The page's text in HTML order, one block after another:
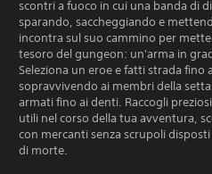
scontri a fuoco in cui una banda di
sparando, saccheggiando e
incontra sul suo cammino per
tesoro del gungeon: un'arma in
Seleziona un eroe e fatti strada
sopravvivendo ai membri della
armati fino ai denti. Raccogli
utili nel corso della tua avventura,
con mercanti senza scrupoli
di morte.